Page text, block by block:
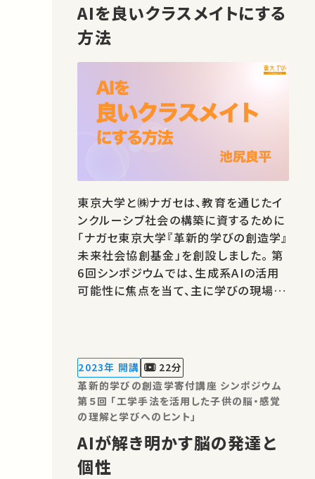
AIを良いクラスメイトにする
方法
東京大学と㈱ナガセは、教育を通じたイ
ンクルーシブ社会の構築に資するために
「ナガセ東京大学『革新的学びの創造学』
未来社会協創基金」を創設しました。 第
6回シンポジウムでは、生成系AIの活用
可能性に焦点を当て、主に学びの現場や
がるかもしれません。 お気に入りの講
義・講演があればSNSなどでシ…
2023年 開講
22分
革新的学びの創造学寄付講座 シンポジウム
第５回 「工学手法を活用した子供の脳・感覚
の理解と学びへのヒント」
AIが解き明かす脳の発達と
個性